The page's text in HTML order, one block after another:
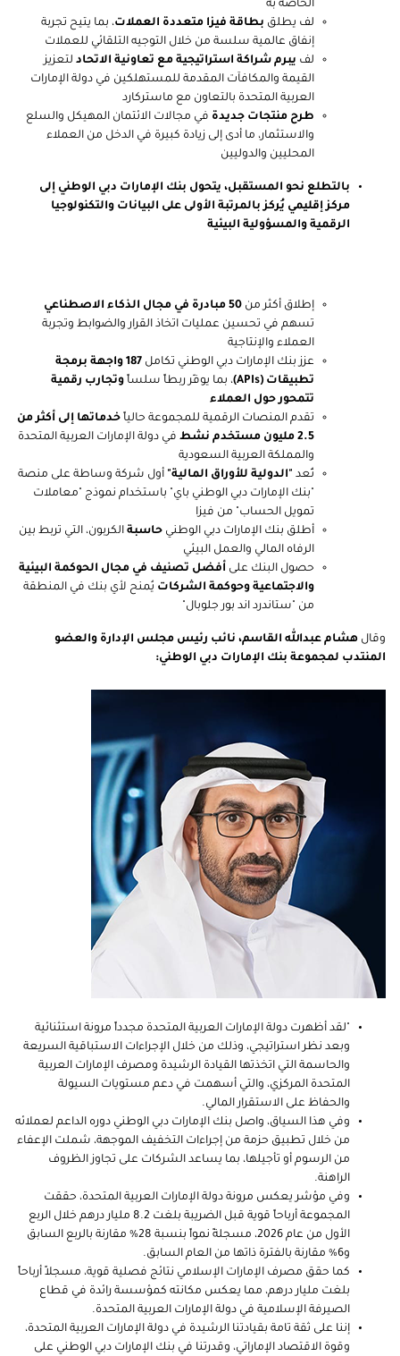
الخاصة به
لف يطلق بطاقة فيزا متعددة العملات، بما يتيح تجربة
إنفاق عالمية سلسة من خلال التوجيه التلقائي للعملات
لف يبرم شراكة استراتيجية مع تعاونية الاتحاد لتعزيز
القيمة والمكافآت المقدمة للمستهلكين في دولة الإمارات
العربية المتحدة بالتعاون مع ماستركارد
طرح منتجات جديدة في مجالات الائتمان المهيكل والسلع
والاستثمار، ما أدى إلى زيادة كبيرة في الدخل من العملاء
المحليين والدوليين
بالتطلع نحو المستقبل، يتحول بنك الإمارات دبي الوطني إلى
مركز إقليمي يُركز بالمرتبة الأولى على البيانات والتكنولوجيا
الرقمية والمسؤولية البيئية
إطلاق أكثر من 50 مبادرة في مجال الذكاء الاصطناعي
تسهم في تحسين عمليات اتخاذ القرار والضوابط وتجربة
العملاء والإنتاجية
عزز بنك الإمارات دبي الوطني تكامل
187 واجهة برمجة
تطبيقات (APIs)
، بما يوفّر ربطاً سلساً وتجارب رقمية
تتمحور حول العملاء
تقدم المنصات الرقمية للمجموعة حالياً خدماتها إلى أكثر من
2.5 مليون مستخدم نشط
في دولة الإمارات العربية المتحدة
والمملكة العربية السعودية
تُعد "الدولية للأوراق المالية" أول شركة وساطة على منصة
"بنك الإمارات دبي الوطني باي" باستخدام نموذج "معاملات
تمويل الحساب" من فيزا
أطلق بنك الإمارات دبي الوطني حاسبة الكربون، التي تربط بين
الرفاه المالي والعمل البيئي
حصول البنك على أفضل تصنيف في مجال الحوكمة البيئية
والاجتماعية وحوكمة الشركات يُمنح لأي بنك في المنطقة
من "ستاندرد اند بور جلوبال"
وقال هشام عبدالله القاسم، نائب رئيس مجلس الإدارة والعضو
المنتدب لمجموعة بنك الإمارات دبي الوطني:
"لقد أظهرت دولة الإمارات العربية المتحدة مجدداً مرونة استثنائية
وبعد نظر استراتيجي، وذلك من خلال الإجراءات الاستباقية السريعة
والحاسمة التي اتخذتها القيادة الرشيدة ومصرف الإمارات العربية
المتحدة المركزي، والتي أسهمت في دعم مستويات السيولة
والحفاظ على الاستقرار المالي.
وفي هذا السياق، واصل بنك الإمارات دبي الوطني دوره الداعم لعملائه
من خلال تطبيق حزمة من إجراءات التخفيف الموجهة، شملت الإعفاء
من الرسوم أو تأجيلها، بما يساعد الشركات على تجاوز الظروف
الراهنة.
وفي مؤشر يعكس مرونة دولة الإمارات العربية المتحدة، حققت
المجموعة أرباحاً قوية قبل الضريبة بلغت 8.2 مليار درهم خلال الربع
الأول من عام 2026، مسجلةً نمواً بنسبة 28% مقارنة بالربع السابق
و6% مقارنة بالفترة ذاتها من العام السابق.
كما حقق مصرف الإمارات الإسلامي نتائج فصلية قوية، مسجلاً أرباحاً
بلغت مليار درهم، مما يعكس مكانته كمؤسسة رائدة في قطاع
الصيرفة الإسلامية في دولة الإمارات العربية المتحدة.
إننا على ثقة تامة بقيادتنا الرشيدة في دولة الإمارات العربية المتحدة،
وقوة الاقتصاد الإماراتي، وقدرتنا في بنك الإمارات دبي الوطني على